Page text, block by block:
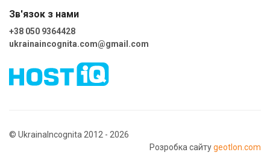
Зв'язок з нами
+38 050 9364428
ukrainaincognita.com@gmail.com
© UkrainaIncognita 2012 - 2026
Розробка сайтуgeotlon.com